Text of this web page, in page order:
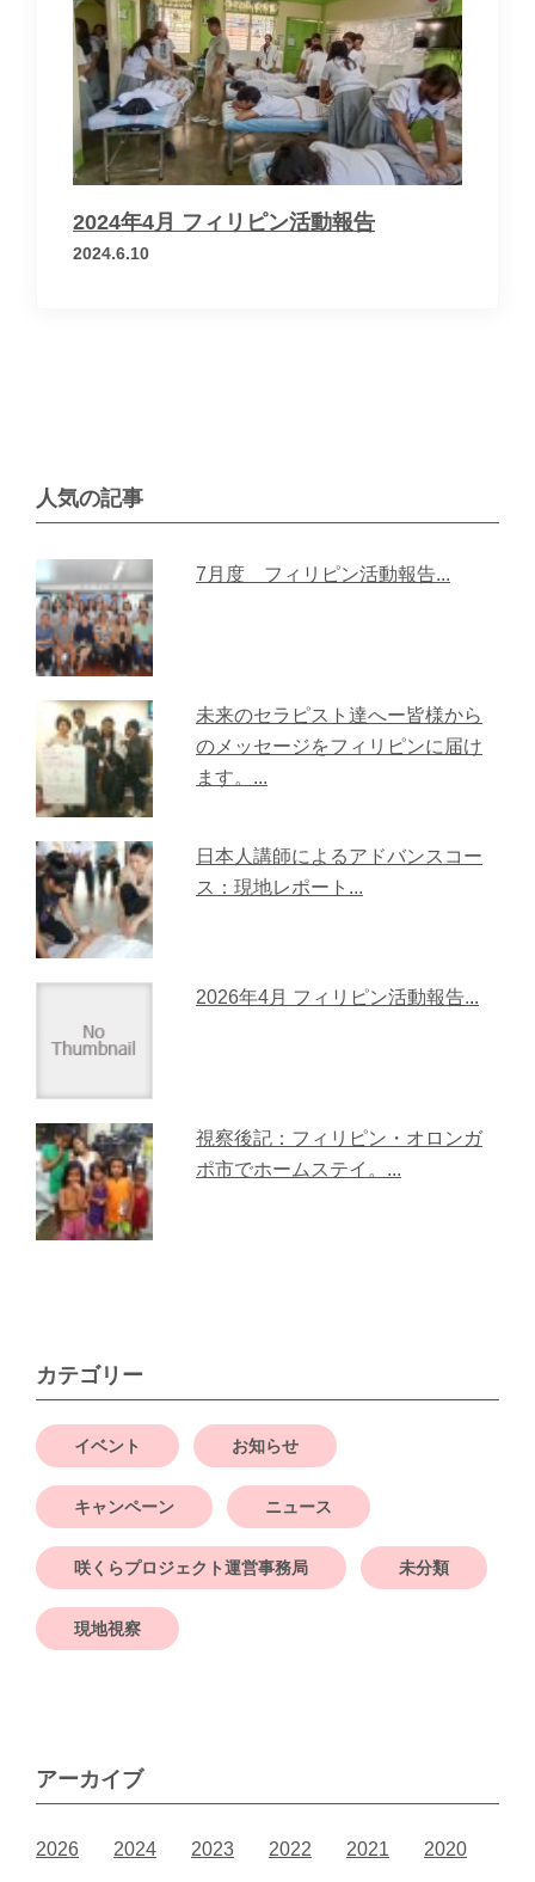
2024年4月 フィリピン活動報告
2024.6.10
人気の記事
7月度 フィリピン活動報告...
未来のセラピスト達へー皆様から
のメッセージをフィリピンに届け
ます。...
日本人講師によるアドバンスコー
ス：現地レポート...
2026年4月 フィリピン活動報告...
視察後記：フィリピン・オロンガ
ポ市でホームステイ。...
カテゴリー
イベント お知らせ
キャンペーン ニュース
咲くらプロジェクト運営事務局 未分類
現地視察
アーカイブ
2026 2024 2023 2022 2021 2020